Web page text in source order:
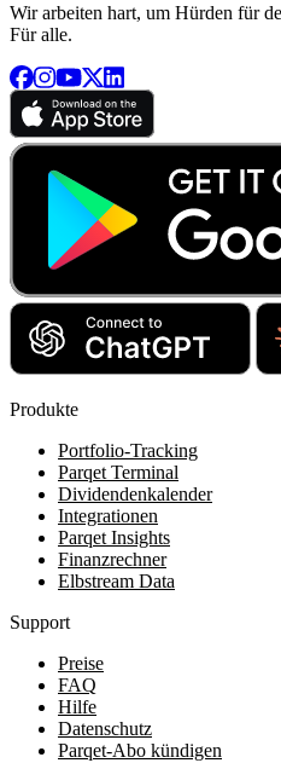
Wir arbeiten hart, um Hürden für
Für alle.
Produkte
Portfolio-Tracking
Parqet Terminal
Dividendenkalender
Integrationen
Parqet Insights
Finanzrechner
Elbstream Data
Support
Preise
FAQ
Hilfe
Datenschutz
Parqet-Abo kündigen